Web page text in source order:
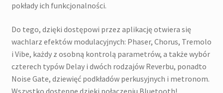
pokłady ich funkcjonalności.
Do tego, dzięki dostępowi przez aplikację otwiera się
wachlarz efektów modulacyjnych: Phaser, Chorus, Tremolo
i Vibe, każdy z osobną kontrolą parametrów, a także wybór
czterech typów Delay i dwóch rodzajów Reverbu, ponadto
Noise Gate, dziewięć podkładów perkusyjnych i metronom.
Wszystko dostępne dzięki połączeniu Bluetooth!